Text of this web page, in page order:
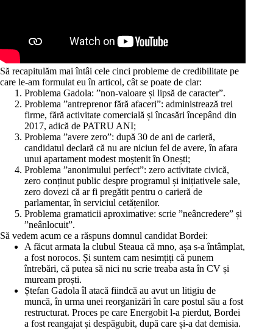
Să recapitulăm mai întâi cele cinci probleme de credibilitate pe
care le-am formulat eu în articol, cât se poate de clar:
Problema Gadola: ”non-valoare și lipsă de caracter”.
Problema ”antreprenor fără afaceri”: administrează trei
firme, fără activitate comercială și încasări începând din
2017, adică de PATRU ANI;
Problema ”avere zero”: după 30 de ani de carieră,
candidatul declară că nu are niciun fel de avere, în afara
unui apartament modest moștenit în Onești;
Problema ”anonimului perfect”: zero activitate civică,
zero conținut public despre programul și inițiativele sale,
zero dovezi că ar fi pregătit pentru o carieră de
parlamentar, în serviciul cetățenilor.
Problema gramaticii aproximative: scrie ”neâncredere” și
”neânlocuit”.
Să vedem acum ce a răspuns domnul candidat Bordei:
A făcut armata la clubul Steaua că mno, așa s-a întâmplat,
a fost norocos. Și suntem cam nesimțiți că punem
întrebări, că putea să nici nu scrie treaba asta în CV și
muream proști.
Ștefan Gadola îl atacă fiindcă au avut un litigiu de
muncă, în urma unei reorganizări în care postul său a fost
restructurat. Proces pe care Energobit l-a pierdut, Bordei
a fost reangajat și despăgubit, după care și-a dat demisia.